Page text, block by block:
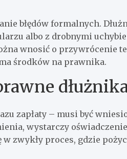
błędów formalnych.
albo z drobnymi
wnosić o przywrócenie
środków na prawnika.
zapłaty – musi być
wystarczy
w zwykły proces, gdzie